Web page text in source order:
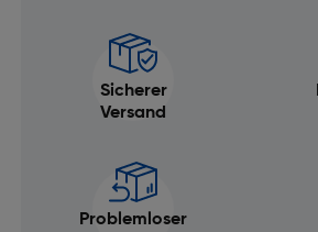
Sicherer
Versand
Problemloser